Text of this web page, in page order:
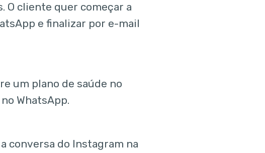
O cliente quer começar a
e finalizar por e-mail
um plano de saúde no
WhatsApp.
conversa do Instagram na